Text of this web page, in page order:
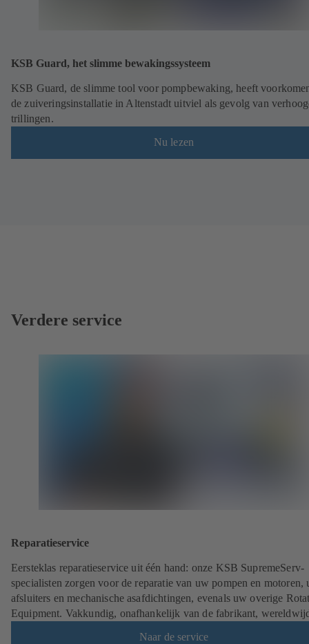
KSB Guard, het slimme bewakingssysteem
KSB Guard, de slimme tool voor pompbewaking, heeft
de zuiveringsinstallatie in Altenstadt uitviel als gevolg van
trillingen.
Nu lezen
Verdere service
Reparatieservice
Eersteklas reparatieservice uit één hand: onze KSB SupremeServ-
specialisten zorgen voor de reparatie van uw pompen en motoren,
afsluiters en mechanische asafdichtingen, evenals uw overige
Equipment. Vakkundig, onafhankelijk van de fabrikant,
Naar de service